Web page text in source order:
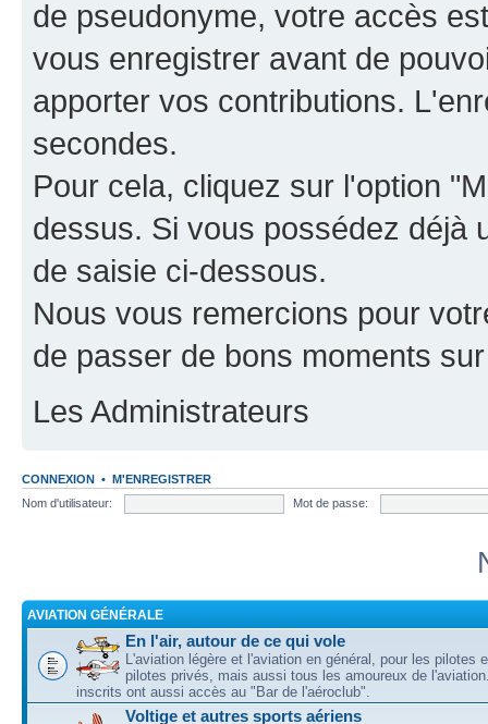
de pseudonyme, votre accès
vous enregistrer avant de
apporter vos contributions.
secondes.
Pour cela, cliquez sur l'option
dessus. Si vous possédez déjà
de saisie ci-dessous.
Nous vous remercions pour
de passer de bons moments
Les Administrateurs
CONNEXION • M'ENREGISTRER
Nom d'utilisateur:
Mot de passe:
AVIATION GÉNÉRALE
En l'air, autour de ce qui vole
L'aviation légère et l'aviation en général, pour les pilotes
pilotes privés, mais aussi tous les amoureux de
inscrits ont aussi accès au "Bar de l'aéroclub".
Voltige et autres sports aériens